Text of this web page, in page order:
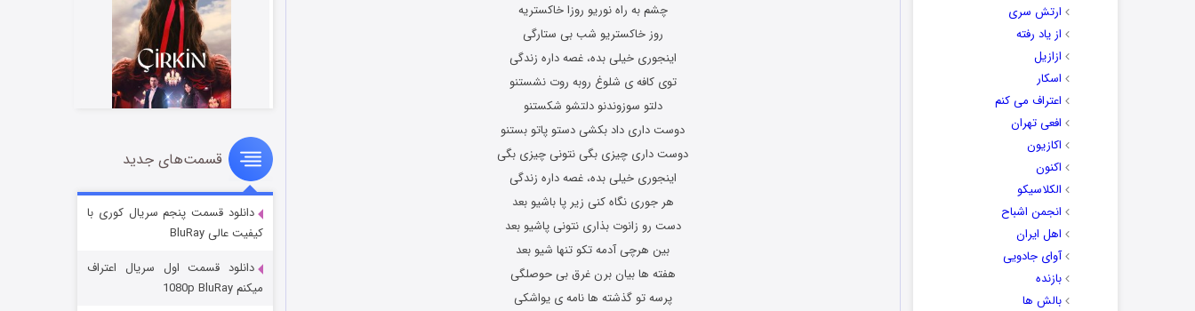
ارتش سری
از یاد رفته
ازازیل
اسکار
اعتراف می کنم
افعی تهران
اکازیون
اکنون
الکلاسیکو
انجمن اشباح
اهل ایران
آوای جادویی
بازنده
بالش ها
چشم به راه نوریو روزا خاکستریه
روز خاکستریو شب بی ستارگی
اینجوری خیلی بده، غصه داره زندگی
توی کافه ی شلوغ روبه روت نشستنو
دلتو سوزوندنو دلتشو شکستنو
دوست داری داد بکشی دستو پاتو بستنو
دوست داری چیزی بگی نتونی چیزی بگی
اینجوری خیلی بده، غصه داره زندگی
هر جوری نگاه کنی زیر پا باشیو بعد
دست رو زانوت بذاری نتونی پاشیو بعد
بین هرچی آدمه تکو تنها شیو بعد
هفته ها بیان برن غرق بی حوصلگی
پرسه تو گذشته ها نامه ی یواشکی
سریال زشت
قسمت2 (زیرنویس) منتشر شد
قسمت‌های جدید
دانلود قسمت پنجم سریال کوری با
کیفیت عالی BluRay
دانلود قسمت اول سریال اعتراف
میکنم 1080p BluRay